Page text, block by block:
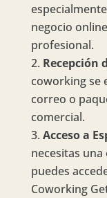
negocio
profesional.
Recepción
coworking se
correo o
comercial.
Acceso a
necesitas
puedes
Coworking